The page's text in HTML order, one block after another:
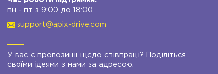
пн - пт з 9:00 до 18:00
support@apix-drive.com
У вас є пропозиції щодо співпраці? Поділіться
своїми ідеями з нами за адресою: